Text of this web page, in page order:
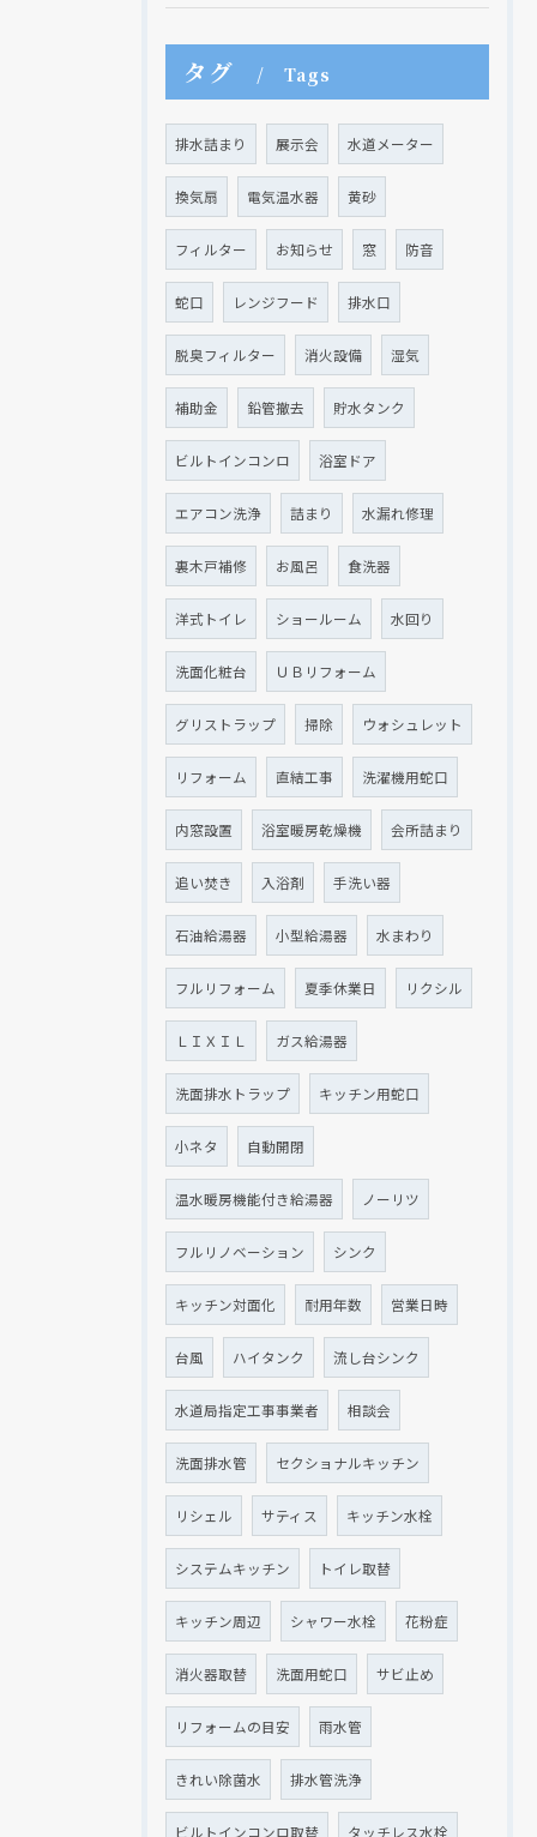
タグ Tags
排水詰まり 展示会 水道メーター
換気扇 電気温水器 黄砂
フィルター お知らせ 窓 防音
蛇口 レンジフード 排水口
脱臭フィルター 消火設備 湿気
補助金 鉛管撤去 貯水タンク
ビルトインコンロ 浴室ドア
エアコン洗浄 詰まり 水漏れ修理
裏木戸補修 お風呂 食洗器
洋式トイレ ショールーム 水回り
洗面化粧台 ＵＢリフォーム
グリストラップ 掃除 ウォシュレット
リフォーム 直結工事 洗濯機用蛇口
内窓設置 浴室暖房乾燥機 会所詰まり
追い焚き 入浴剤 手洗い器
石油給湯器 小型給湯器 水まわり
フルリフォーム 夏季休業日 リクシル
ＬＩＸＩＬ ガス給湯器
洗面排水トラップ キッチン用蛇口
小ネタ 自動開閉
温水暖房機能付き給湯器 ノーリツ
フルリノベーション シンク
キッチン対面化 耐用年数 営業日時
台風 ハイタンク 流し台シンク
水道局指定工事事業者 相談会
洗面排水管 セクショナルキッチン
リシェル サティス キッチン水栓
システムキッチン トイレ取替
キッチン周辺 シャワー水栓 花粉症
消火器取替 洗面用蛇口 サビ止め
リフォームの目安 雨水管
きれい除菌水 排水管洗浄
ビルトインコンロ取替 タッチレス水栓
現在、新聞に入っている折込チラシです。
クリックでチラシのページにジャンプします
現在、新聞に入っている折込チラシです。
クリックでチラシのページにジャンプします